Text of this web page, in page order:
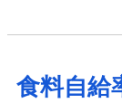
食料自給